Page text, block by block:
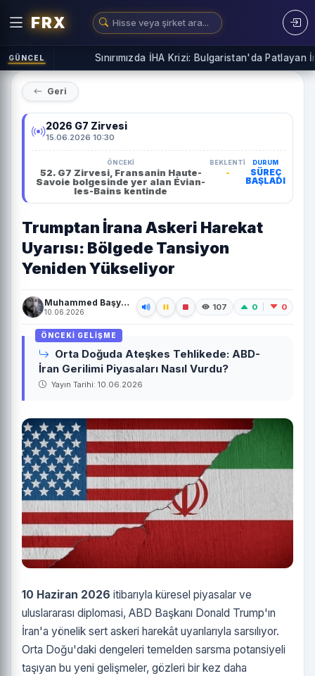
FRX
GÜNCEL Sınırımızda İHA Krizi: Bulgaristan'da Patlayan
Geri
2026 G7 Zirvesi
15.06.2026 10:30
ÖNCEKI
52. G7 Zirvesi, Fransanin Haute-
Savoie bolgesinde yer alan Évian-
les-Bains kentinde
BEKLENTI
-
DURUM
SÜREÇ
BAŞLADI
Trumptan İrana Askeri Harekat
Uyarısı: Bölgede Tansiyon
Yeniden Yükseliyor
Muhammed Başyiğit
10.06.2026 107 0 0
Orta Doğuda Ateşkes Tehlikede: ABD-
İran Gerilimi Piyasaları Nasıl Vurdu?
Yayın Tarihi: 10.06.2026
10 Haziran 2026 itibarıyla küresel piyasalar ve
uluslararası diplomasi, ABD Başkanı Donald Trump'ın
İran'a yönelik sert askeri harekât uyarılarıyla sarsılıyor.
Orta Doğu'daki dengeleri temelden sarsma potansiyeli
taşıyan bu yeni gelişmeler, gözleri bir kez daha